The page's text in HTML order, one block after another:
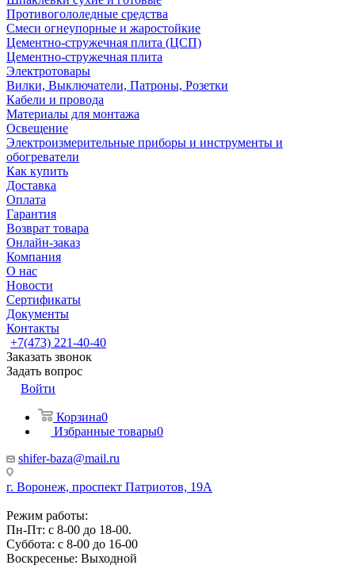
Противогололедные средства
Смеси огнеупорные и жаростойкие
Цементно-стружечная плита (ЦСП)
Цементно-стружечная плита
Электротовары
Вилки, Выключатели, Патроны, Розетки
Кабели и провода
Материалы для монтажа
Освещение
Электроизмерительные приборы и инструменты и
обогреватели
Как купить
Доставка
Оплата
Гарантия
Возврат товара
Онлайн-заказ
Компания
О нас
Новости
Сертификаты
Документы
Контакты
+7(473) 221-40-40
Заказать звонок
Задать вопрос
Войти
Корзина0
Избранные товары0
shifer-baza@mail.ru
г. Воронеж, проспект Патриотов, 19А
Режим работы:
Пн-Пт: с 8-00 до 18-00.
Суббота: с 8-00 до 16-00
Воскресенье: Выходной